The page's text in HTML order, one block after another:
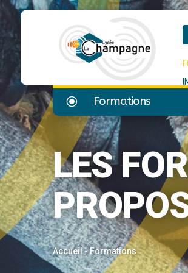
\ Formations
LES
Accueil-Formations